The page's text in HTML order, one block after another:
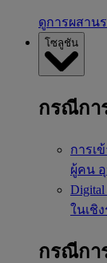
ดูการผสาน
โซลูชัน
กรณีกา
การเ
ผู้คน
Digital
ในเชิ
กรณีกา